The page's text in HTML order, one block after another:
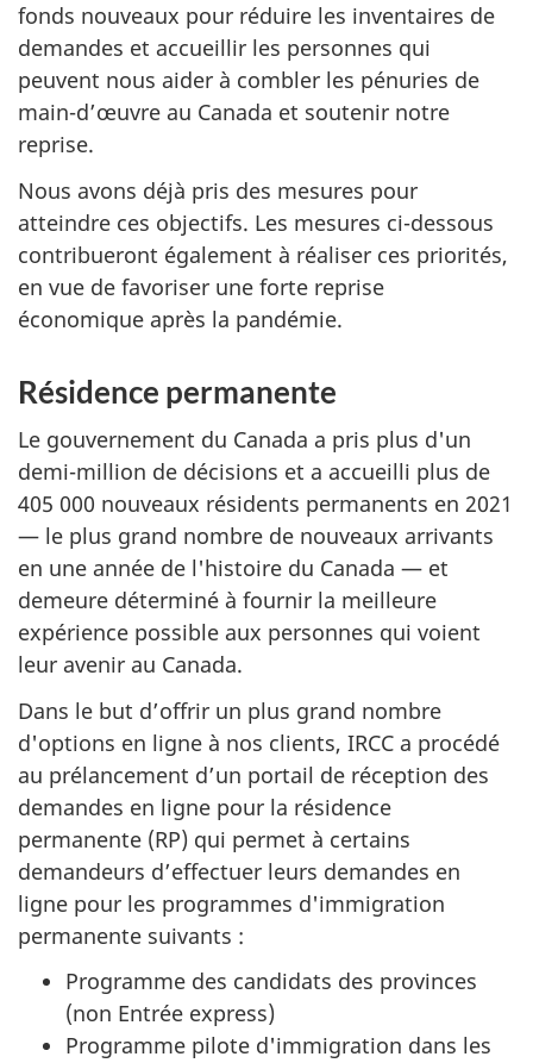
fonds nouveaux pour réduire les inventaires de
demandes et accueillir les personnes qui
peuvent nous aider à combler les pénuries de
main-d’œuvre au Canada et soutenir notre
reprise.
Nous avons déjà pris des mesures pour
atteindre ces objectifs. Les mesures ci-dessous
contribueront également à réaliser ces priorités,
en vue de favoriser une forte reprise
économique après la pandémie.
Résidence permanente
Le gouvernement du Canada a pris plus d'un
demi-million de décisions et a accueilli plus de
405 000 nouveaux résidents permanents en 2021
— le plus grand nombre de nouveaux arrivants
en une année de l'histoire du Canada — et
demeure déterminé à fournir la meilleure
expérience possible aux personnes qui voient
leur avenir au Canada.
Dans le but d’offrir un plus grand nombre
d'options en ligne à nos clients, IRCC a procédé
au prélancement d’un portail de réception des
demandes en ligne pour la résidence
permanente (RP) qui permet à certains
demandeurs d’effectuer leurs demandes en
ligne pour les programmes d'immigration
permanente suivants :
Programme des candidats des provinces
(non Entrée express)
Programme pilote d'immigration dans les